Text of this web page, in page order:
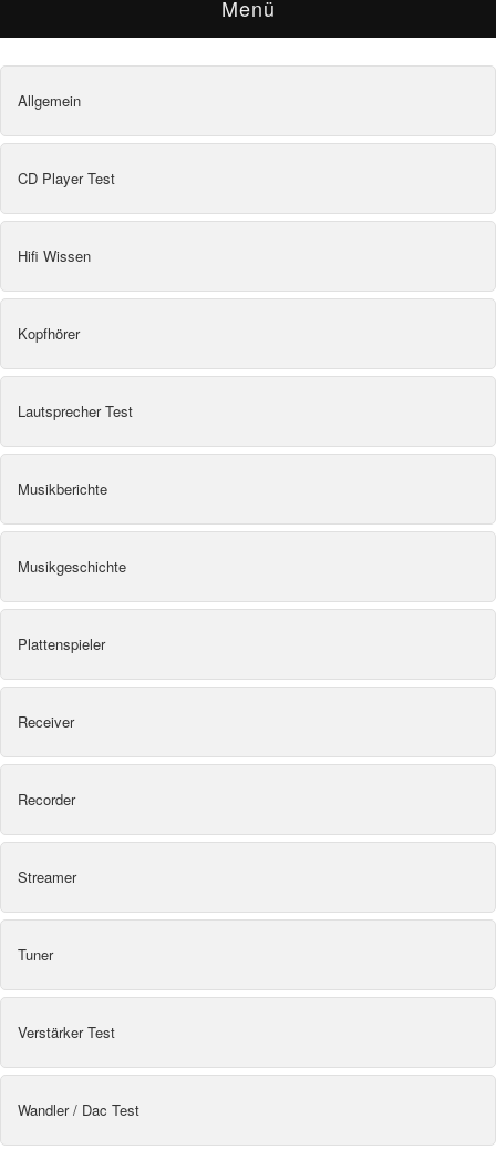
Menü
Allgemein
CD Player Test
Hifi Wissen
Kopfhörer
Lautsprecher Test
Musikberichte
Musikgeschichte
Plattenspieler
Receiver
Recorder
Streamer
Tuner
Verstärker Test
Wandler / Dac Test